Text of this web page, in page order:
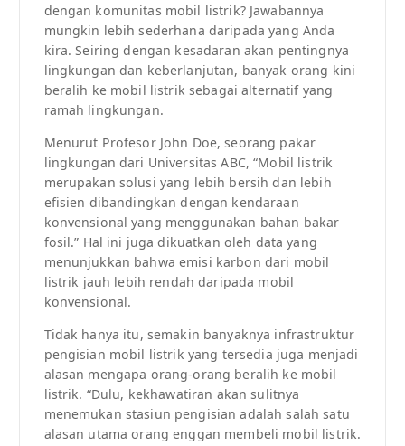
dengan komunitas mobil listrik? Jawabannya
mungkin lebih sederhana daripada yang Anda
kira. Seiring dengan kesadaran akan pentingnya
lingkungan dan keberlanjutan, banyak orang kini
beralih ke mobil listrik sebagai alternatif yang
ramah lingkungan.
Menurut Profesor John Doe, seorang pakar
lingkungan dari Universitas ABC, “Mobil listrik
merupakan solusi yang lebih bersih dan lebih
efisien dibandingkan dengan kendaraan
konvensional yang menggunakan bahan bakar
fosil.” Hal ini juga dikuatkan oleh data yang
menunjukkan bahwa emisi karbon dari mobil
listrik jauh lebih rendah daripada mobil
konvensional.
Tidak hanya itu, semakin banyaknya infrastruktur
pengisian mobil listrik yang tersedia juga menjadi
alasan mengapa orang-orang beralih ke mobil
listrik. “Dulu, kekhawatiran akan sulitnya
menemukan stasiun pengisian adalah salah satu
alasan utama orang enggan membeli mobil listrik.